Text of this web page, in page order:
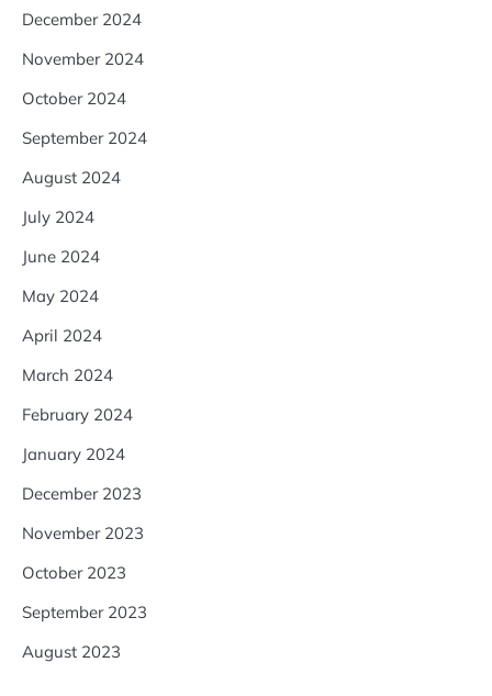
December 2024
November 2024
October 2024
September 2024
August 2024
July 2024
June 2024
May 2024
April 2024
March 2024
February 2024
January 2024
December 2023
November 2023
October 2023
September 2023
August 2023